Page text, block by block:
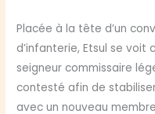
Placée à la tête d’un
d’infanterie, Etsul se voit
seigneur commissaire
contesté afin de
avec un nouveau